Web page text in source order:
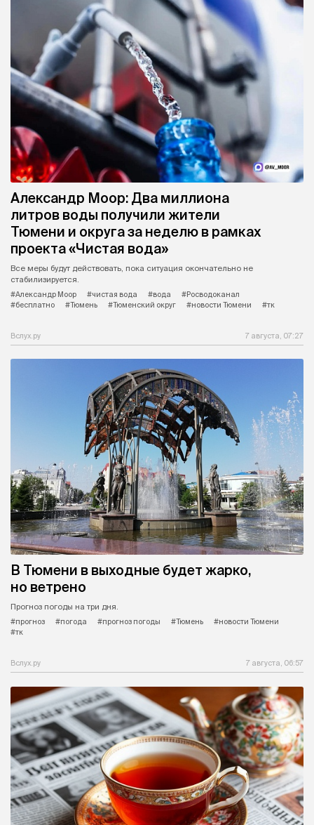
Александр Моор: Два миллиона
литров воды получили жители
Тюмени и округа за неделю в рамках
проекта «Чистая вода»
Все меры будут действовать, пока ситуация окончательно не
стабилизируется.
#Александр Моор
#чистая вода #вода
#Росводоканал
#бесплатно
#Тюмень #Тюменский округ #новости Тюмени #тк
Вслух.ру 7 августа, 07:27
В Тюмени в выходные будет жарко,
но ветрено
Прогноз погоды на три дня.
#прогноз
#погода #прогноз погоды #Тюмень
#новости Тюмени
#тк
Вслух.ру 7 августа, 06:57